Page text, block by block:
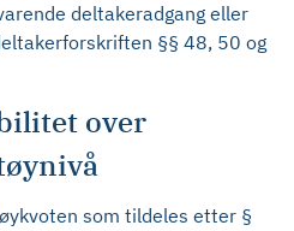
deltakeradgang eller
§§ 48, 50 og
over
som tildeles etter §